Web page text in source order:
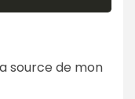
source de mon